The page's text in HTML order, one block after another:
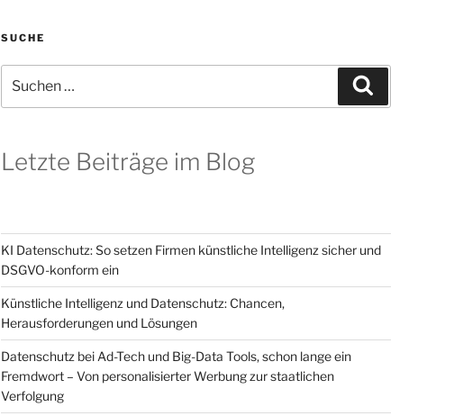
SUCHE
nach:
Letzte Beiträge im Blog
KI Datenschutz: So setzen Firmen künstliche Intelligenz sicher und
DSGVO-konform ein
Künstliche Intelligenz und Datenschutz: Chancen,
Herausforderungen und Lösungen
Datenschutz bei Ad-Tech und Big-Data Tools, schon lange ein
Fremdwort – Von personalisierter Werbung zur staatlichen
Verfolgung